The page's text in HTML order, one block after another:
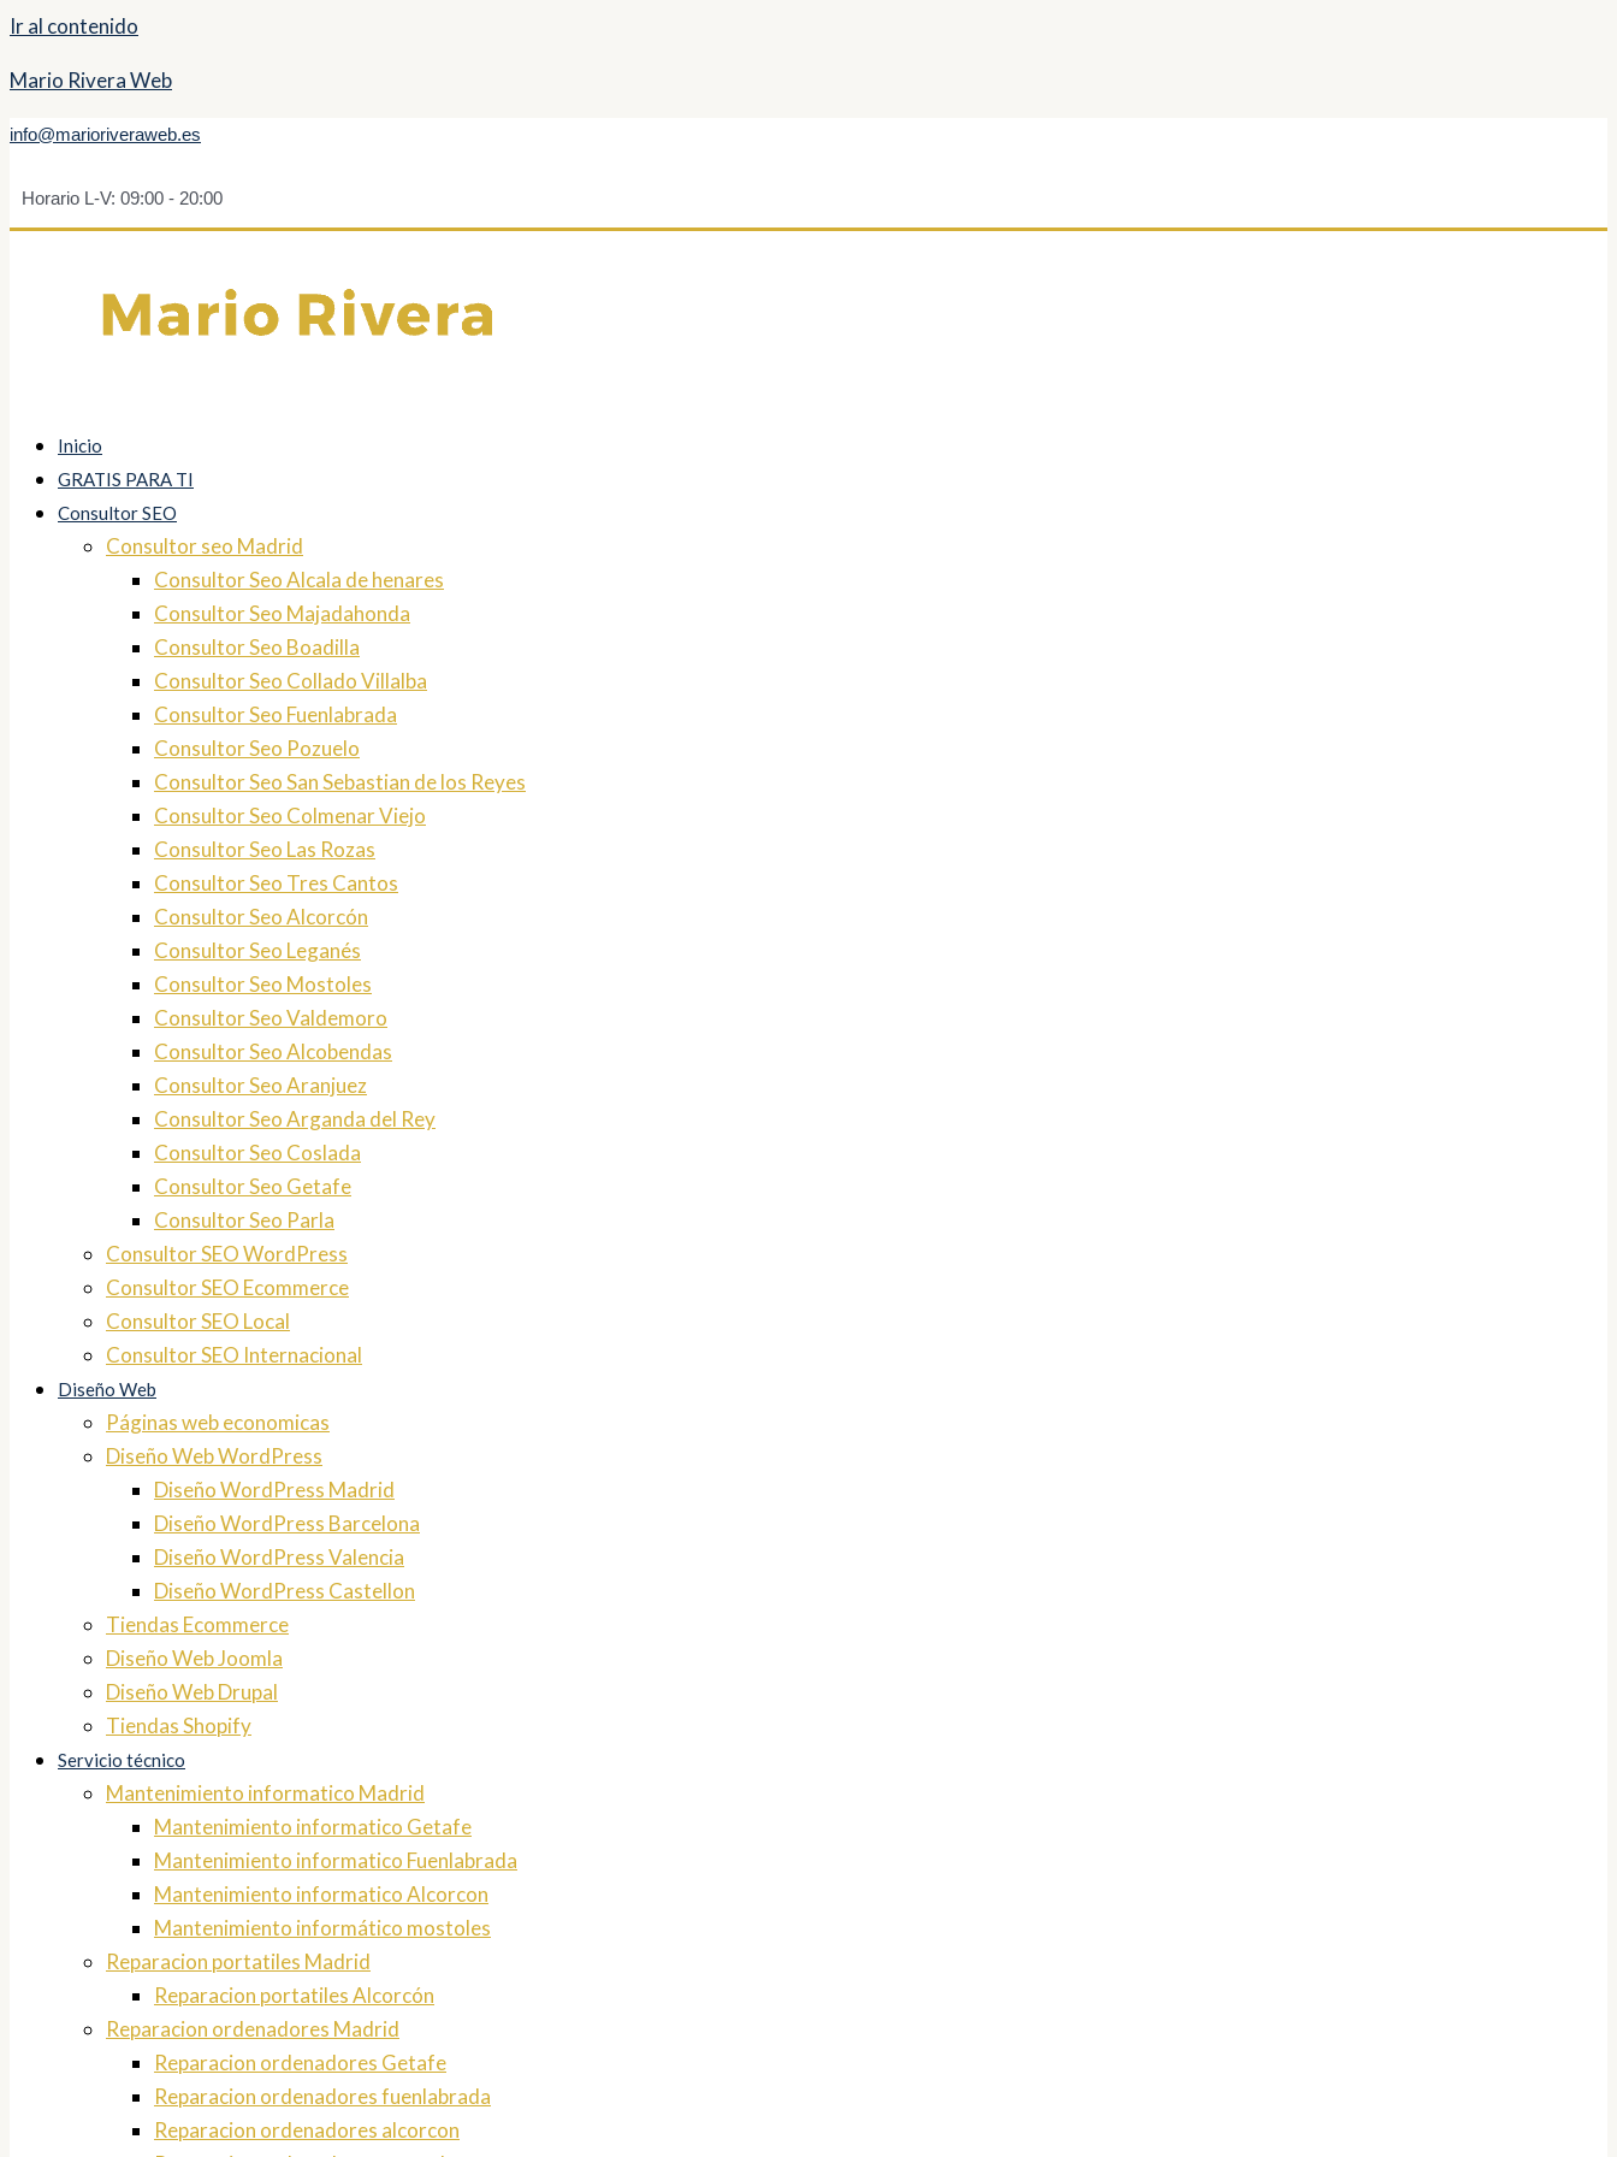
Ir al contenido
Mario Rivera Web
info@marioriveraweb.es
Horario L-V: 09:00 - 20:00
Inicio
GRATIS PARA TI
Consultor SEO
Consultor seo Madrid
Consultor Seo Alcala de henares
Consultor Seo Majadahonda
Consultor Seo Boadilla
Consultor Seo Collado Villalba
Consultor Seo Fuenlabrada
Consultor Seo Pozuelo
Consultor Seo San Sebastian de los Reyes
Consultor Seo Colmenar Viejo
Consultor Seo Las Rozas
Consultor Seo Tres Cantos
Consultor Seo Alcorcón
Consultor Seo Leganés
Consultor Seo Mostoles
Consultor Seo Valdemoro
Consultor Seo Alcobendas
Consultor Seo Aranjuez
Consultor Seo Arganda del Rey
Consultor Seo Coslada
Consultor Seo Getafe
Consultor Seo Parla
Consultor SEO WordPress
Consultor SEO Ecommerce
Consultor SEO Local
Consultor SEO Internacional
Diseño Web
Páginas web economicas
Diseño Web WordPress
Diseño WordPress Madrid
Diseño WordPress Barcelona
Diseño WordPress Valencia
Diseño WordPress Castellon
Tiendas Ecommerce
Diseño Web Joomla
Diseño Web Drupal
Tiendas Shopify
Servicio técnico
Mantenimiento informatico Madrid
Mantenimiento informatico Getafe
Mantenimiento informatico Fuenlabrada
Mantenimiento informatico Alcorcon
Mantenimiento informático mostoles
Reparacion portatiles Madrid
Reparacion portatiles Alcorcón
Reparacion ordenadores Madrid
Reparacion ordenadores Getafe
Reparacion ordenadores fuenlabrada
Reparacion ordenadores alcorcon